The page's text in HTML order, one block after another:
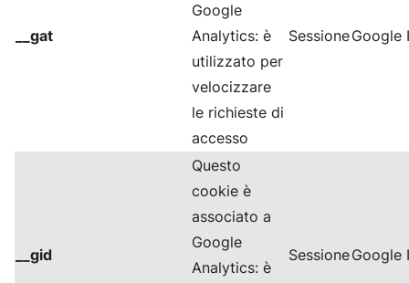
__gat
Google
Analytics: è
utilizzato per
velocizzare
le richieste di
accesso
SessioneGoogle
__gid
Questo
cookie è
associato a
Google
Analytics: è
SessioneGoogle